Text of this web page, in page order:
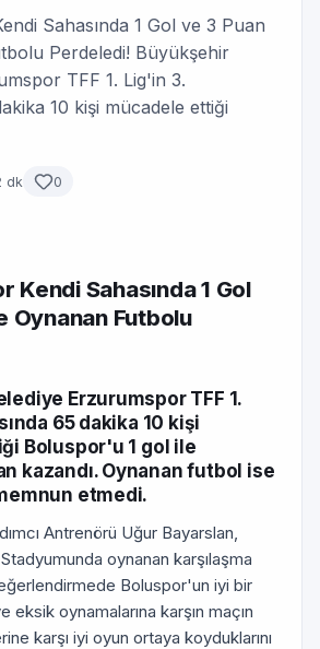
Sahasında 1 Gol ve 3 Puan
Perdeledi! Büyükşehir
TFF 1. Lig'in 3.
10 kişi mücadele ettiği
dk 0
Kendi Sahasında 1 Gol
Oynanan Futbolu
Erzurumspor TFF 1.
65 dakika 10 kişi
Boluspor'u 1 gol ile
kazandı. Oynanan futbol ise
etmedi.
Antrenörü Uğur Bayarslan,
oynanan karşılaşma
Boluspor'un iyi bir
eksik oynamalarına karşın maçın
karşı iyi oyun ortaya koyduklarını